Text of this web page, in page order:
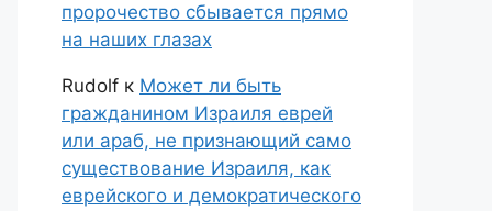
пророчество сбывается прямо
на наших глазах
Rudolf к Может ли быть
гражданином Израиля еврей
или араб, не признающий само
существование Израиля, как
еврейского и демократического